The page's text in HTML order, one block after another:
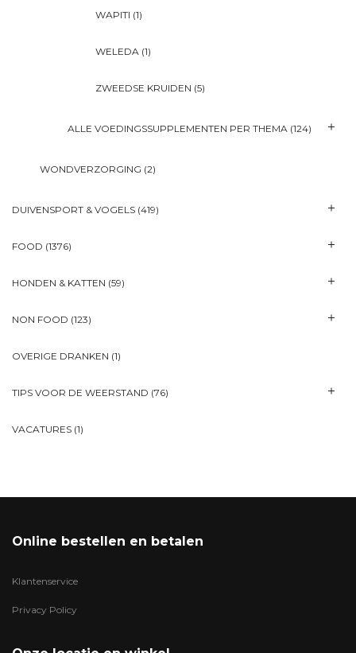
WAPITI (1)
WELEDA (1)
ZWEEDSE KRUIDEN (5)
ALLE VOEDINGSSUPPLEMENTEN PER THEMA (124)
WONDVERZORGING (2)
DUIVENSPORT & VOGELS (419)
FOOD (1376)
HONDEN & KATTEN (59)
NON FOOD (123)
OVERIGE DRANKEN (1)
TIPS VOOR DE WEERSTAND (76)
VACATURES (1)
Online bestellen en betalen
Klantenservice
Privacy Policy